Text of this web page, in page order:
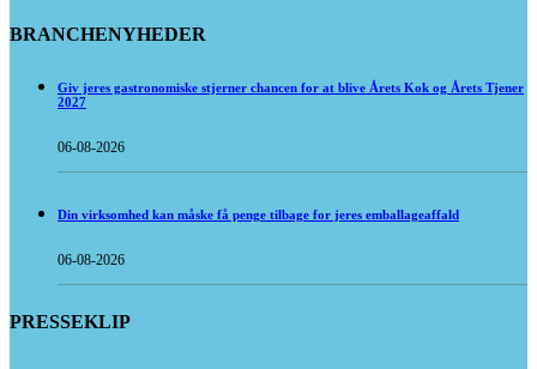
BRANCHENYHEDER
Giv jeres gastronomiske stjerner chancen for at blive Årets Kok og Årets Tjener
2027
06-08-2026
Din virksomhed kan måske få penge tilbage for jeres emballageaffald
06-08-2026
PRESSEKLIP